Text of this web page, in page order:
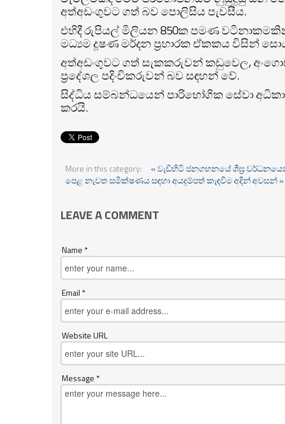
අත්අඩංගුවට ගත් බව පොලිසිය පැවසීය.
එහිදී රුපියල් මිලියන 850ක පමණ
මධ්‍යම දූෂණ මර්දන ප්‍රහාරක ඒකකය විසින්
අත්අඩංගුවට ගත් සැකකරුවන් කඩුවෙල,
ප්‍රදේශල පදිංචිකරුවන් බව සඳහන් වේ.
සිද්ධිය සම්බන්ධයෙන් පාරිභෝගික සේවා
කරයි.
More in this category: « වැඩිහිටි ජනගහනයේ ශීඝ්‍ර
පෙළ නැවත සමීක්ෂණය සඳහා අයදුම්පත් කැඳවීම අදින් අවසන් »
LEAVE A COMMENT
Name *
Email *
Website URL
Message *